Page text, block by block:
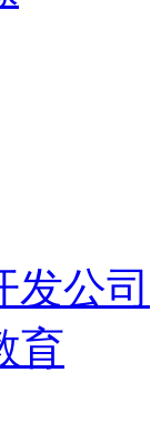
发公司
育